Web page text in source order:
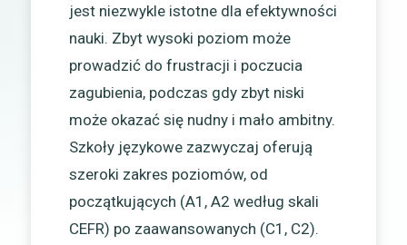
jest niezwykle istotne dla efektywności
nauki. Zbyt wysoki poziom może
prowadzić do frustracji i poczucia
zagubienia, podczas gdy zbyt niski
może okazać się nudny i mało ambitny.
Szkoły językowe zazwyczaj oferują
szeroki zakres poziomów, od
początkujących (A1, A2 według skali
CEFR) po zaawansowanych (C1, C2).